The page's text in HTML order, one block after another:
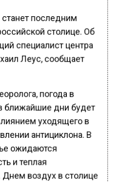
станет последним
столице. Об
специалист центра
Леус, сообщает
погода в
ближайшие дни будет
уходящего в
антициклона. В
ожидаются
и теплая
Днем воздух в столице